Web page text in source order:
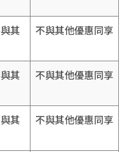
其
不與其他優惠同享
其
不與其他優惠同享
其
不與其他優惠同享